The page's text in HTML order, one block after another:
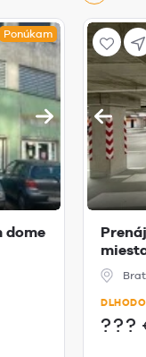
Ponúkam
dome
???